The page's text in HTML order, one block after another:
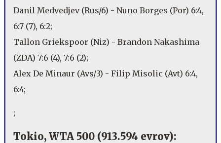
Danil Medvedjev (Rus/6) - Nuno Borges (Por) 6:4,
6:7 (7), 6:2;
Tallon Griekspoor (Niz) - Brandon Nakashima
(ZDA) 7:6 (4), 7:6 (2);
Alex De Minaur (Avs/3) - Filip Misolic (Avt) 6:4,
6:4;
;
Tokio, WTA 500 (913.594 evrov):